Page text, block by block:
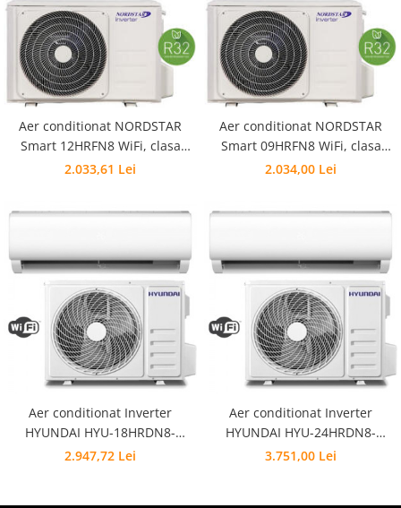
Vas de acumulare 100lt pentru
pompa de caldura
Vas de acumulare 200 lt pentru
pompa de caldura
Produse
Dedurizare apa
Aer conditionat NORDSTAR
Smart 12HRFN8 WiFi, clasa
racire A++/A+, R32, 12000 btu
2.033,61 Lei
Aer conditionat NORDSTAR
Smart 09HRFN8 WiFi, clasa
racire A++/A+, R32, 9000 btu
2.034,00 Lei
Aer conditionat Inverter
HYUNDAI HYU-18HRDN8-
QRD0GW WIFI integrat clasa
2.947,72 Lei
Aer conditionat Inverter
HYUNDAI HYU-24HRDN8-
QRD0GW WIFI integrat clasa
3.751,00 Lei